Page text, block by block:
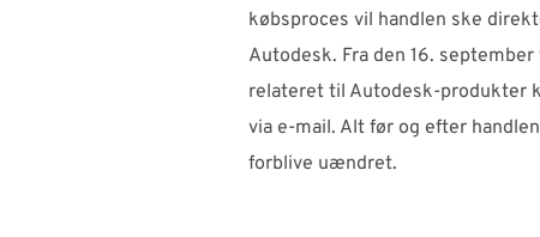
købsproces vil handlen ske
Autodesk. Fra den 16.
relateret til Autodesk-produkter
via e-mail. Alt før og efter
forblive uændret.